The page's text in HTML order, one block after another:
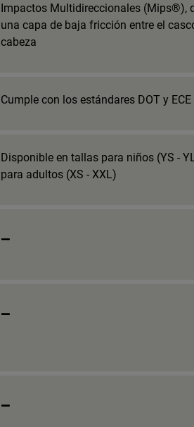
Impactos Multidireccionales (Mips®),
una capa de baja fricción entre el
cabeza
Cumple con los estándares DOT y
Disponible en tallas para niños (YS -
para adultos (XS - XXL)
_
_
_